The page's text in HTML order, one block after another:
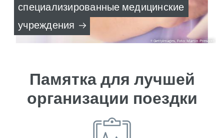
GettyImages, Foto: Martin Prescott
специализированные медицинские
учреждения
Памятка для лучшей
организации поездки